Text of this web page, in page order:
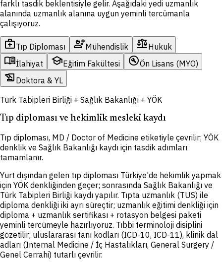
farklı tasdik beklentisiyle gelir. Aşağıdaki yedi uzmanlık
alanında uzmanlık alanına uygun yeminli tercümanla
çalışıyoruz.
medical_servicesTıp Diploması engineeringMühendislik balanceHukuk
menu_bookİlahiyat schoolEğitim Fakültesi build_circleÖn Lisans (MYO)
history_edu Doktora & YL
Türk Tabipleri Birliği + Sağlık Bakanlığı + YÖK
Tıp diploması ve hekimlik mesleki kaydı
Tıp diploması, MD / Doctor of Medicine etiketiyle çevrilir; YÖK
denklik ve Sağlık Bakanlığı kaydı için tasdik adımları
tamamlanır.
Yurt dışından gelen tıp diploması Türkiye'de hekimlik yapmak
için YÖK denkliğinden geçer; sonrasında Sağlık Bakanlığı ve
Türk Tabipleri Birliği kaydı yapılır. Tıpta uzmanlık (TUS) ile
diploma denkliği iki ayrı süreçtir; uzmanlık eğitimi denkliği için
diploma + uzmanlık sertifikası + rotasyon belgesi paketi
yeminli tercümeyle hazırlıyoruz. Tıbbi terminoloji disiplini
gözetilir; uluslararası tanı kodları (ICD-10, ICD-11), klinik dal
adları (Internal Medicine / İç Hastalıkları, General Surgery /
Genel Cerrahi) tutarlı çevrilir.